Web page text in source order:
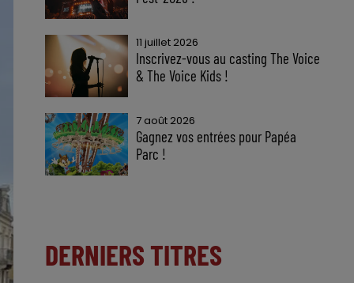
11 juillet 2026
Inscrivez-vous au casting The Voice
& The Voice Kids !
7 août 2026
Gagnez vos entrées pour Papéa
Parc !
DERNIERS TITRES